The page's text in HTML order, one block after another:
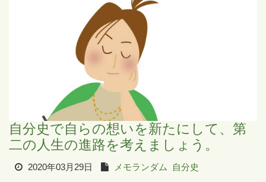
自分史で自らの想いを新たにして、第
二の人生の進路を考えましょう。
2020年03月29日 メモランダム 自分史